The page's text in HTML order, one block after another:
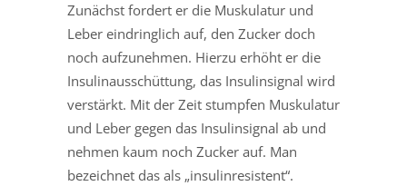
Zunächst fordert er die Muskulatur und
Leber eindringlich auf, den Zucker doch
noch aufzunehmen. Hierzu erhöht er die
Insulinausschüttung, das Insulinsignal wird
verstärkt. Mit der Zeit stumpfen Muskulatur
und Leber gegen das Insulinsignal ab und
nehmen kaum noch Zucker auf. Man
bezeichnet das als „insulinresistent“.